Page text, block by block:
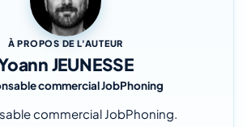
À PROPOS DE L'AUTEUR
JEUNESSE
commercial JobPhoning
commercial JobPhoning.